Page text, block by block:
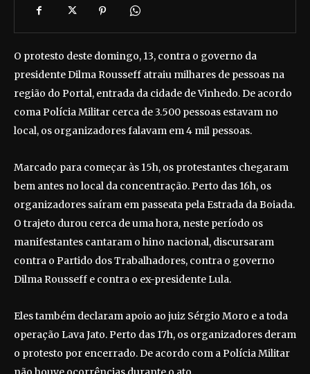
O protesto deste domingo, 13, contra o governo da
presidente Dilma Rousseff atraiu milhares de pessoas na
região do Portal, entrada da cidade de Vinhedo. De acordo
coma Polícia Militar cerca de 3.500 pessoas estavam no
local, os organizadores falavam em 4 mil pessoas.
Marcado para começar às 15h, os protestantes chegaram
bem antes no local da concentração. Perto das 16h, os
organizadores saíram em passeata pela Estrada da Boiada.
O trajeto durou cerca de uma hora, neste período os
manifestantes cantaram o hino nacional, discursaram
contra o Partido dos Trabalhadores, contra o governo
Dilma Rousseff e contra o ex-presidente Lula.
Eles também declaram apoio ao juiz Sérgio Moro e a toda
operação Lava Jato. Perto das 17h, os organizadores deram
o protesto por encerrado. De acordo com a Polícia Militar